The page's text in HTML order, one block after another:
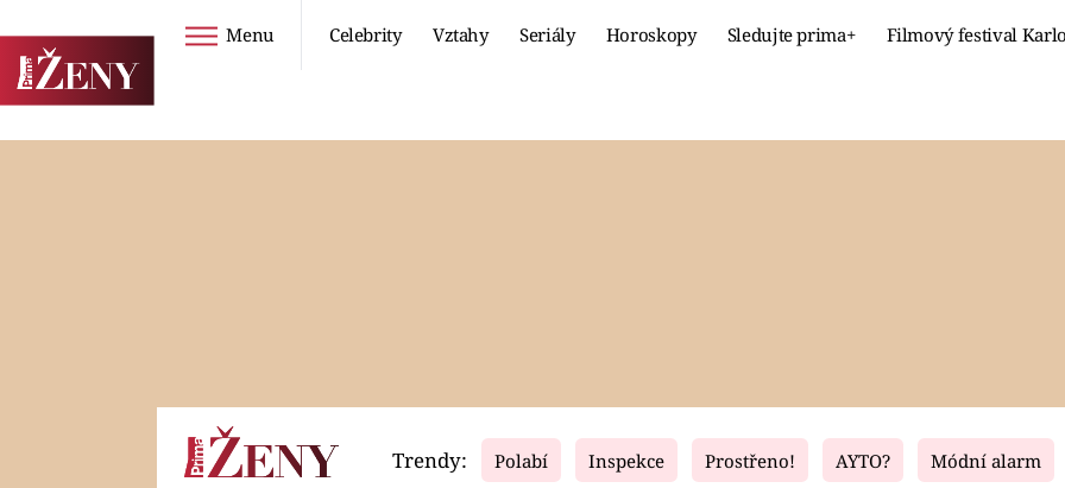
Menu Celebrity Vztahy Seriály Horoskopy Sledujte prima+ Filmový festival
Horoskopy Video Fresh Living
Trendy: Polabí Inspekce Prostřeno! AYTO? Módní alarm